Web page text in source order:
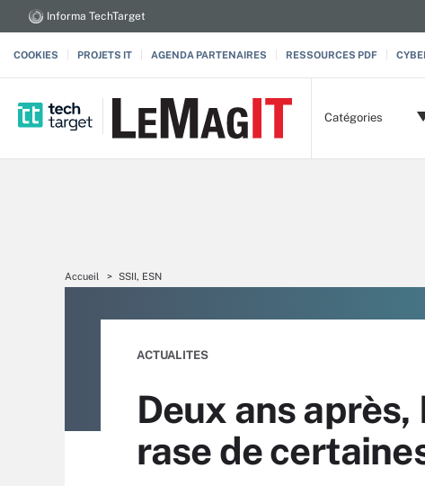
Informa TechTarget
COOKIES PROJETS IT AGENDA PARTENAIRES RESSOURCES PDF
Catégories
Accueil SSII, ESN
ACTUALITES
Deux ans
rase de